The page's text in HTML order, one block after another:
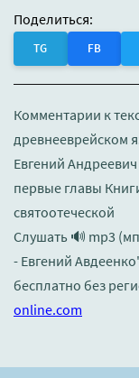
Поделиться:
TG FB
Комментарии к
древнееврейском
Евгений
первые главы
святоотеческой
Слушать 🔊 mp3
- Евгений
бесплатно без
online.com